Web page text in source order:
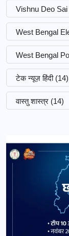
Vishnu Deo Sai
West Bengal
West Bengal
टेक न्यूज़ हिंदी (14)
वास्तु शास्त्र (14)